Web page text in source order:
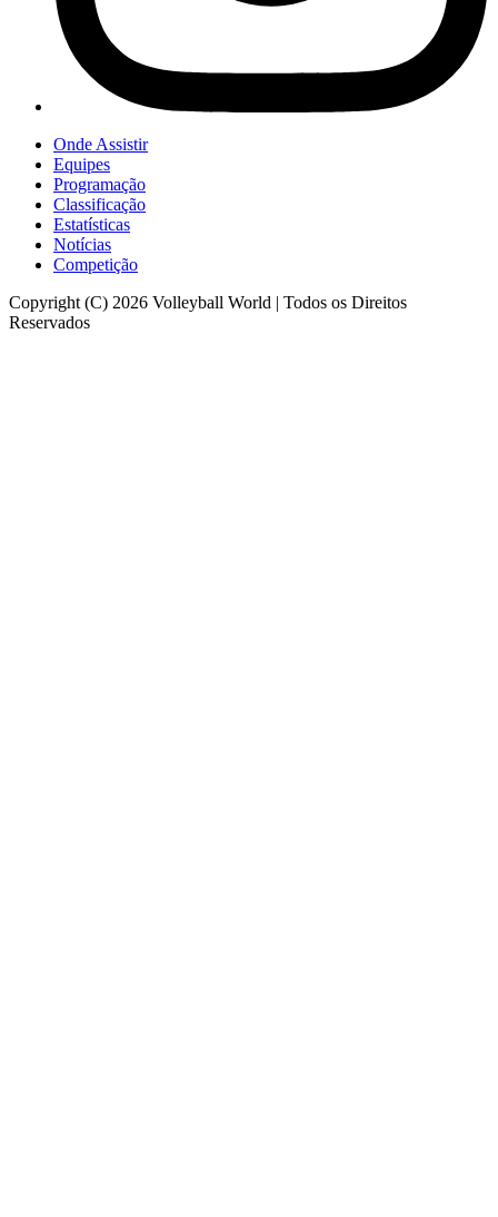
Onde Assistir
Equipes
Programação
Classificação
Estatísticas
Notícias
Competição
Copyright (C) 2026 Volleyball World | Todos os Direitos
Reservados